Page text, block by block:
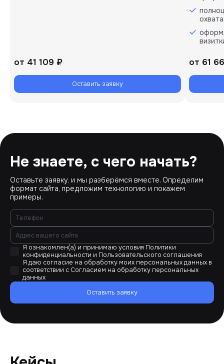
от 41 109 ₽
Оставить заявку
от 61
Не знаете, с чего начать?
Оставьте заявку, и мы разберёмся вместе. Определим
формат сайта, предложим технологию и покажем
примеры.
Я ознакомлен(а) и принимаю условия Политики
конфиденциальности и Пользовательского соглашения
Я даю согласие на обработку моих персональных данных в
соответствии с Согласием на обработку персональных
данных
Оставить заявку